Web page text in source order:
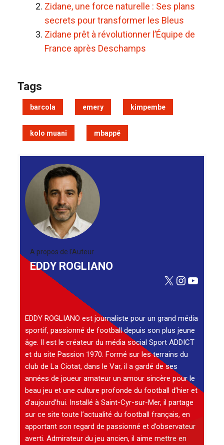
Zidane, une force naturelle : Ses plans
secrets pour transformer les Bleus
Zidane prêt à révolutionner l’Équipe de
France après Deschamps
Tags
barcola emery kimpembe
kolo muani mbappé
A propos de l'Auteur
EDDY ROGLIANO
X
EDDY ROGLIANO est journaliste pour un grand média
sportif, passionné de football depuis son plus jeune
âge. Il est le créateur du média social Sport ADDICT
et du site Passion 1970. Formé sur les terrains du
club de La Ciotat, dans le Var, il a gardé de ses
années de joueur amateur un amour sincère pour le
beau jeu et une culture profonde du football d’hier et
d’aujourd’hui. Installé à Saint-Cyr-sur-Mer, il partage
sur ce site toute l’actualité du football français, en
apportant son regard de passionné et d’observateur
averti. Admirateur du jeu ancien, il aime mettre en